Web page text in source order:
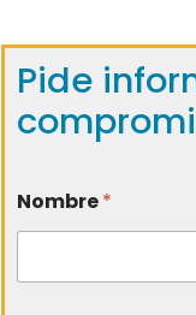
Pide
Nombre*